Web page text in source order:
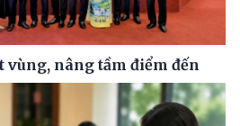
nâng tầm điểm đến